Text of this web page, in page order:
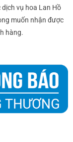
vụ hoa Lan Hồ
muốn nhận được
hàng.